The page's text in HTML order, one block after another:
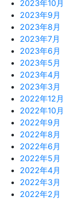
2023年10月
2023年9月
2023年8月
2023年7月
2023年6月
2023年5月
2023年4月
2023年3月
2022年12月
2022年10月
2022年9月
2022年8月
2022年6月
2022年5月
2022年4月
2022年3月
2022年2月